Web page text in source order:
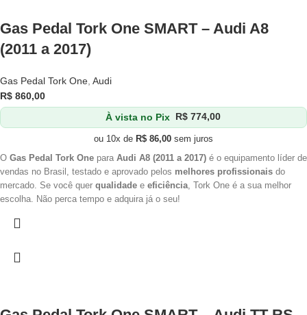
Gas Pedal Tork One SMART – Audi A8
(2011 a 2017)
Gas Pedal Tork One Audi
R$ 860,00
À vista no Pix R$ 774,00
ou 10x de R$ 86,00 sem juros
O Gas Pedal Tork One para Audi A8 (2011 a 2017) é o equipamento líder de
vendas no Brasil, testado e aprovado pelos melhores profissionais do
mercado. Se você quer qualidade e eficiência, Tork One é a sua melhor
escolha. Não perca tempo e adquira já o seu!